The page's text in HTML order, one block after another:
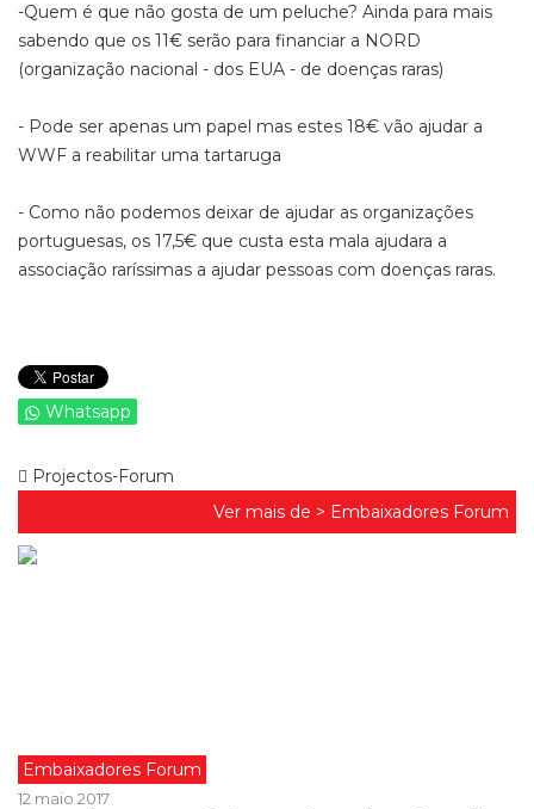
-Quem é que não gosta de um peluche? Ainda para mais
sabendo que os 11€ serão para financiar a NORD
(organização nacional - dos EUA - de doenças raras)
- Pode ser apenas um papel mas estes 18€ vão ajudar a
WWF a reabilitar uma tartaruga
- Como não podemos deixar de ajudar as organizações
portuguesas, os 17,5€ que custa esta mala ajudara a
associação raríssimas a ajudar pessoas com doenças raras.
Whatsapp
Projectos-Forum
Ver mais de > Embaixadores Forum
Embaixadores Forum
12 maio 2017